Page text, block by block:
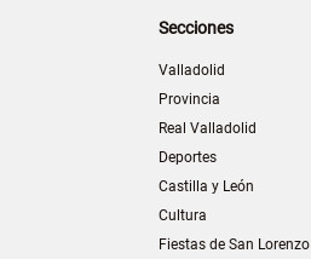
Secciones
Valladolid
Provincia
Real Valladolid
Deportes
Castilla y León
Cultura
Fiestas de San Lorenzo